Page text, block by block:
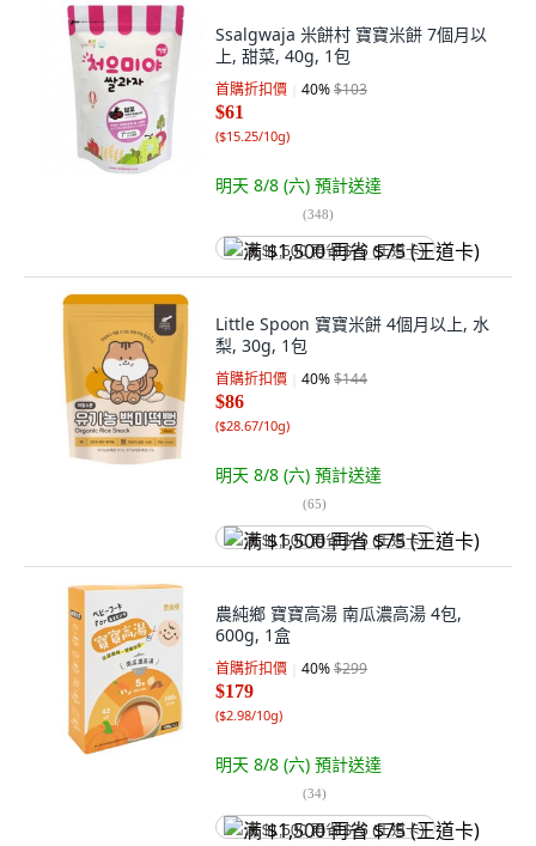
Ssalgwaja 米餅村 寶寶米餅 7個月以
上, 甜菜, 40g, 1包
首購折扣價 40%$103
$61
($15.25/10g)
明天 8/8 (六) 預計送達
(348)
满 $1,500 再省 $75 (王道卡)
Little Spoon 寶寶米餅 4個月以上, 水
梨, 30g, 1包
首購折扣價 40%$144
$86
($28.67/10g)
明天 8/8 (六) 預計送達
(65)
满 $1,500 再省 $75 (王道卡)
農純鄉 寶寶高湯 南瓜濃高湯 4包,
600g, 1盒
首購折扣價 40%$299
$179
($2.98/10g)
明天 8/8 (六) 預計送達
(34)
满 $1,500 再省 $75 (王道卡)